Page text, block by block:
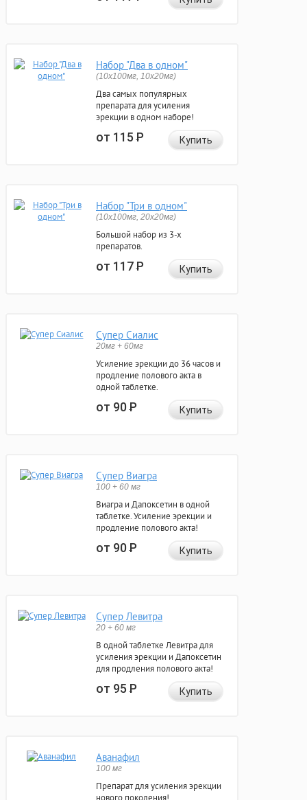
Набор "Два в одном"
(10x100мг, 10x20мг)
Два самых популярных
препарата для усиления
эрекции в одном наборе!
от 115Р Купить
Набор "Три в одном"
(10x100мг, 20x20мг)
Большой набор из 3-х
препаратов.
от 117Р Купить
Супер Сиалис
20мг + 60мг
Усиление эрекции до 36 часов и
продление полового акта в
одной таблетке.
от 90Р Купить
Супер Виагра
100 + 60 мг
Виагра и Дапоксетин в одной
таблетке. Усиление эрекции и
продление полового акта!
от 90Р Купить
Супер Левитра
20 + 60 мг
В одной таблетке Левитра для
усиления эрекции и Дапоксетин
для продления полового акта!
от 95Р Купить
Аванафил
100 мг
Препарат для усиления эрекции